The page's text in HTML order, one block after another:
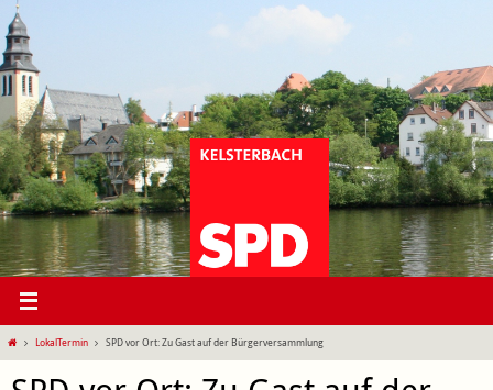
Zum
Inhalt
springen
StartLokalTermin SPD vor Ort: Zu Gast auf der Bürgerversammlung